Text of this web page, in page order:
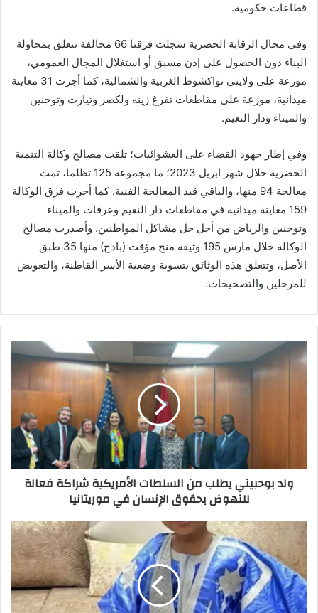
قطاعات حكومية.
وفي مجال الرقابة الحضرية سجلت فرقنا 66 مخالفة تتعلق بمحاولة
البناء دون الحصول على إذن مسبق أو استغلال المجال العمومي،
موزعة على ولايتي نواكشوط الغربية والشمالية، كما أجرت 31 معاينة
ميدانية، موزعة على مقاطعات تفرغ زينه ولكصر وتيارت وتوجنين
والميناء ودار النعيم.
وفي إطار جهود القضاء على العشوائيات؛ تلقت مصالح وكالة التنمية
الحضرية خلال شهر ابريل 2023؛ ما مجموعه 125 تظلما، تمت
معالجة 94 منها، والباقي قيد المعالجة الفنية. كما أجرت فرق الوكالة
159 معاينة ميدانية في مقاطعات دار النعيم وعرفات والميناء
وتوجنين والرياض من أجل حل مشاكل المواطنين. وأصدرت مصالح
الوكالة خلال مارس 195 وثيقة منح مؤقت (بادج) منها 35 طبق
الأصل، وتتعلق هذه الوثائق بتسوية وضعية الأسر القاطنة، والتعويض
للمرحلين والتصحيحات.
ولد بوحبيني يطلب من السلطات الأمريكية شراكة فعالة
للنهوض بحقوق الإنسان في موريتانيا